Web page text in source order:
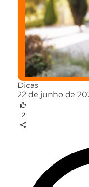
Dicas
22 de junho de
2